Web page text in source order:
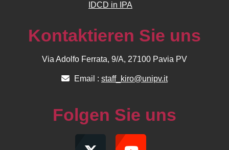
IDCD in IPA
Kontaktieren Sie uns
Via Adolfo Ferrata, 9/A, 27100 Pavia PV
Email : staff_kiro@unipv.it
Folgen Sie uns